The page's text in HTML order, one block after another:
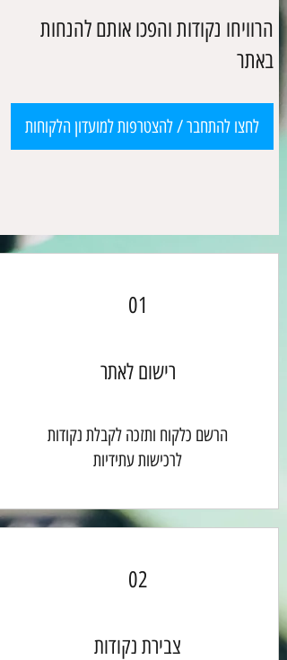
הרוויחו נקודות והפכו אותם להנחות
באתר
לחצו להתחבר / להצטרפות למועדון הלקוחות
01
רישום לאתר
הרשם כלקוח ותזכה לקבלת נקודות
לרכישות עתידיות
02
צבירת נקודות